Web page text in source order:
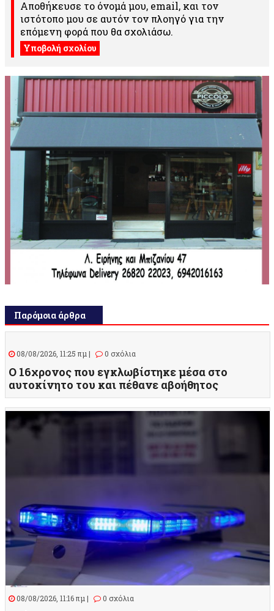
Αποθήκευσε το όνομά μου, email, και τον
ιστότοπο μου σε αυτόν τον πλοηγό για την
επόμενη φορά που θα σχολιάσω.
Παρόμοια άρθρα
08/08/2026, 11:25 πμ | 0 σχόλια
O 16χρονος που εγκλωβίστηκε μέσα στο
αυτοκίνητο του και πέθανε αβοήθητος
08/08/2026, 11:16 πμ | 0 σχόλια